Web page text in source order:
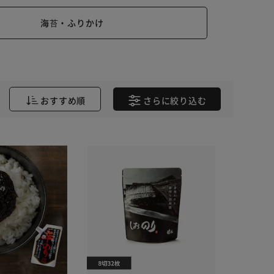
海苔・ふりかけ
おすすめ順 さらに絞り込む